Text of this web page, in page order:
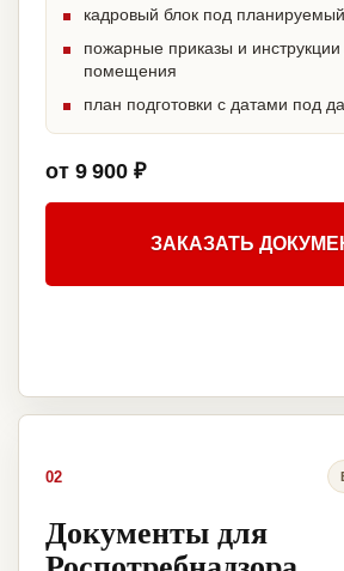
кадровый блок под
пожарные приказы и инструкции
помещения
план подготовки с датами под
от 9 900 ₽
ЗАКАЗАТЬ
02
Документы для